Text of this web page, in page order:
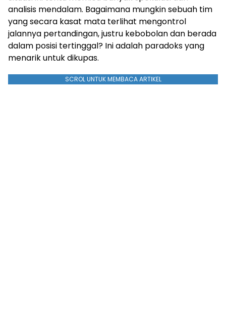
analisis mendalam. Bagaimana mungkin sebuah tim
yang secara kasat mata terlihat mengontrol
jalannya pertandingan, justru kebobolan dan berada
dalam posisi tertinggal? Ini adalah paradoks yang
menarik untuk dikupas.
SCROL UNTUK MEMBACA ARTIKEL